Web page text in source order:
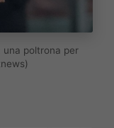
una poltrona per